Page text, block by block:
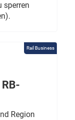
sperren
Rail Business
Region